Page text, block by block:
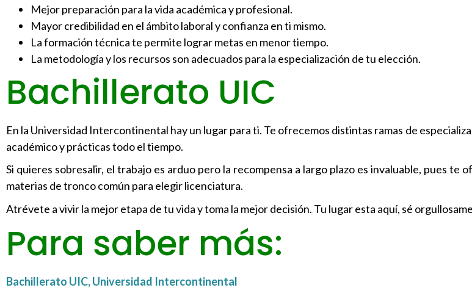
Mejor preparación para la vida académica y profesional.
Mayor credibilidad en el ámbito laboral y confianza en ti mismo.
La formación técnica te permite lograr metas en menor tiempo.
La metodología y los recursos son adecuados para la especialización de tu elección.
Bachillerato UIC
En la Universidad Intercontinental hay un lugar para ti. Te ofrecemos distintas ramas de
académico y prácticas todo el tiempo.
Si quieres sobresalir, el trabajo es arduo pero la recompensa a largo plazo es invaluable, pues te
materias de tronco común para elegir licenciatura.
Atrévete a vivir la mejor etapa de tu vida y toma la mejor decisión. Tu lugar esta aquí, sé
Para saber más:
Bachillerato UIC,Universidad Intercontinental